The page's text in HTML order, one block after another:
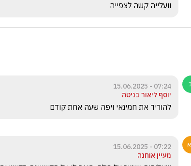
וועלייה קשה לצפייה
07:24 - 15.06.2025
יוסף ליאור בניטה
להוריד את חמינאי ויפה שעה אחת קודם
07:22 - 15.06.2025
מעיין אוחנה